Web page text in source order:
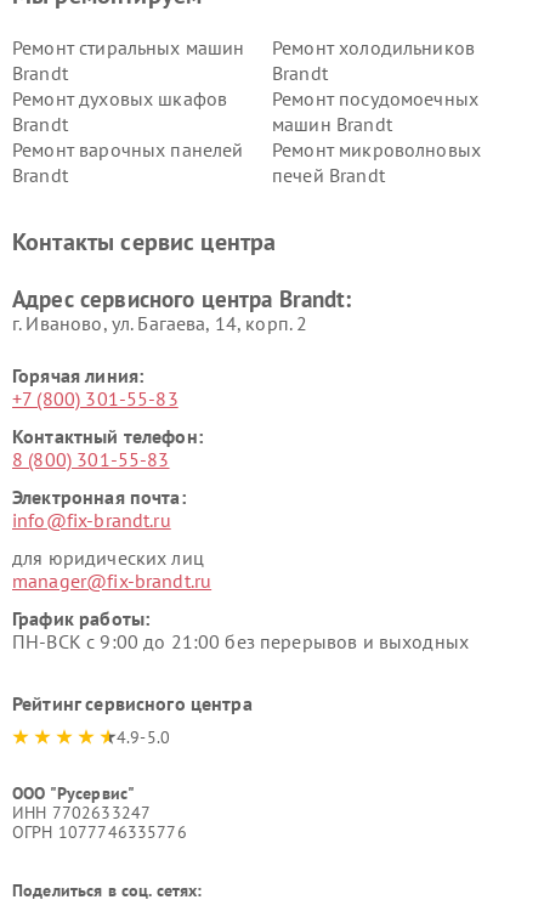
Ремонт стиральных машин
Brandt
Ремонт холодильников
Brandt
Ремонт духовых шкафов
Brandt
Ремонт посудомоечных
машин Brandt
Ремонт варочных панелей
Brandt
Ремонт микроволновых
печей Brandt
Контакты сервис центра
Адрес сервисного центра Brandt:
г. Иваново, ул. Багаева, 14, корп. 2
Горячая линия:
+7 (800) 301-55-83
Контактный телефон:
8 (800) 301-55-83
Электронная почта:
info@fix-brandt.ru
для юридических лиц
manager@fix-brandt.ru
График работы:
ПН-ВСК с 9:00 до 21:00 без перерывов и выходных
Рейтинг сервисного центра
4.9-5.0
ООО "Русервис"
ИНН 7702633247
ОГРН 1077746335776
Поделиться в соц. сетях: